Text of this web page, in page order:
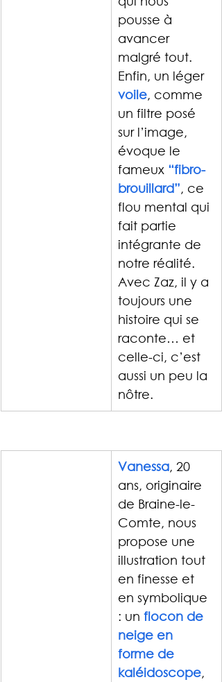
pousse à
avancer
malgré tout.
Enfin, un léger
voile, comme
un filtre posé
sur l’image,
évoque le
fameux “fibro-
brouillard”, ce
flou mental qui
fait partie
intégrante de
notre réalité.
Avec Zaz, il y a
toujours une
histoire qui se
raconte… et
celle-ci, c’est
aussi un peu la
nôtre.
Vanessa, 20
ans, originaire
de Braine-le-
Comte, nous
propose une
illustration tout
en finesse et
en symbolique
: un flocon de
neige en
forme de
kaléidoscope,